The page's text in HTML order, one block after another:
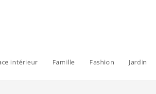
intérieur Famille Fashion Jardin